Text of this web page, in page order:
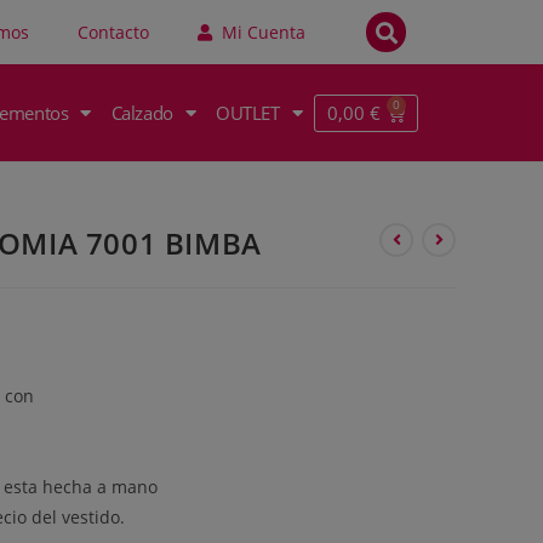
Contacto Mi Cuenta
Calzado OUTLET 0,00€
7001 BIMBA
hecha a mano
del vestido.